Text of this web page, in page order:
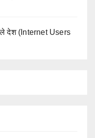
देश (Internet Users